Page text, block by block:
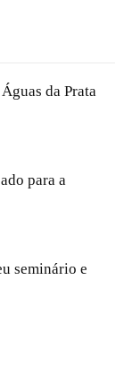
da Prata
para a
seminário e